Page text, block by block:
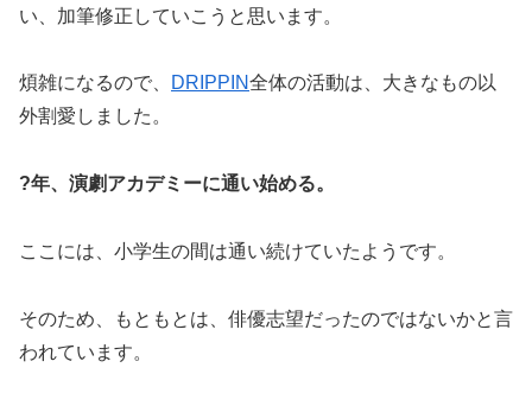
い、加筆修正していこうと思います。
煩雑になるので、 DRIPPIN全体の活動は、大きなもの以
外割愛しました。
?年、演劇アカデミーに通い始める。
ここには、小学生の間は通い続けていたようです。
そのため、もともとは、俳優志望だったのではないかと言
われています。